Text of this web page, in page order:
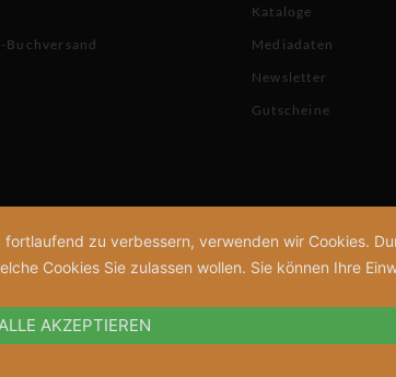
Buchversand
Kataloge
Mediadaten
Newsletter
Gutscheine
zu verbessern, verwenden wir Cookies.
Cookies Sie zulassen wollen. Sie können Ihre
AKZEPTIEREN